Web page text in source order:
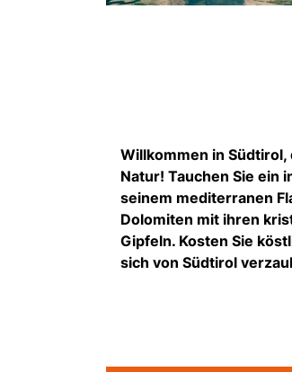
Willkommen in
Natur! Tauchen Sie ein
seinem mediterranen
Dolomiten mit ihren
Gipfeln. Kosten Sie
sich von Südtirol